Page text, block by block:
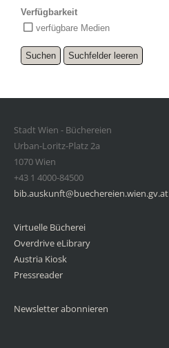
Verfügbarkeit
verfügbare Medien
Stadt Wien - Büchereien
Urban-Loritz-Platz 2a
1070 Wien
+43 1 4000-84500
bib.auskunft@buechereien.wien.gv.at
Virtuelle Bücherei
Overdrive eLibrary
Austria Kiosk
Pressreader
Newsletter abonnieren